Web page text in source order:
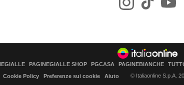
PAGINEGIALLE SHOP PGCASA PAGINEBIANCHE
Cookie Policy Preferenze sui cookie Aiuto © Italiaonline S.p.A.